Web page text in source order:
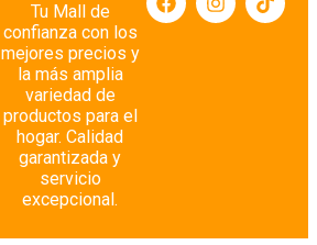
Tu Mall de
confianza con los
mejores precios y
la más amplia
variedad de
productos para el
hogar. Calidad
garantizada y
servicio
excepcional.